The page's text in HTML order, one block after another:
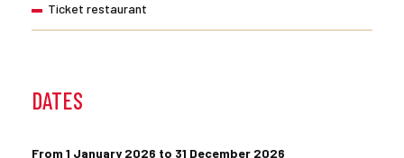
Ticket restaurant
DATES
From 1 January 2026 to 31 December 2026